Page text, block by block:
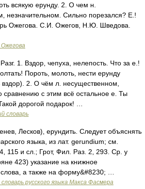
всякую ерунду. 2. О чем н.
незначительном. Сильно порезался? Е.!
Ожегова. С.И. Ожегов, Н.Ю. Шведова.
Ожегова
1. Вздор, чепуха, нелепость. Что за е.!
Пороть, молоть, нести ерунду
вздор). 2. О чём л. несущественном,
с этим всё остальное е. Ты
дорогой подарок! …
словарь
Лесков), ерундить. Следует объяснять
языка, из лат. gerundium; см.
115 и сл.; Грот, Фил. Раз. 2, 293. Ср. у
423) указание на книжное
а также на форму&#8230; …
русского языка Макса Фасмера